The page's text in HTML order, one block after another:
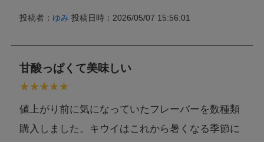
投稿者： ゆみ 投稿日時：2026/05/07 15:56:01
甘酸っぱくて美味しい
値上がり前に気になっていたフレーバーを数種類
購入しました。キウイはこれから暑くなる季節に